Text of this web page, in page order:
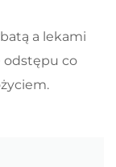
a lekami
odstępu co